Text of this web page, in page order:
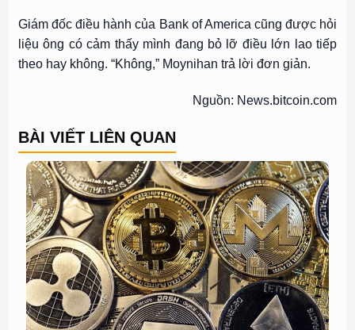
Giám đốc điều hành của Bank of America cũng được hỏi
liệu ông có cảm thấy mình đang bỏ lỡ điều lớn lao tiếp
theo hay không. “Không,” Moynihan trả lời đơn giản.
Nguồn: News.bitcoin.com
BÀI VIẾT LIÊN QUAN